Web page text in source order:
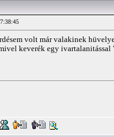
volt már valakinek
keverék egy ivartalanitással